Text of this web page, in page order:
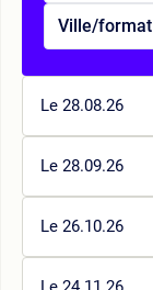
Ville/format
Le 28.08.26
Le 28.09.26
Le 26.10.26